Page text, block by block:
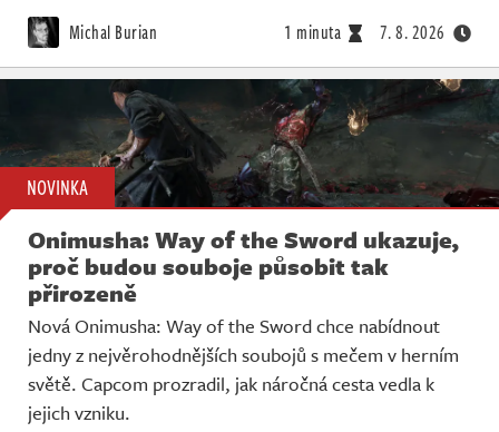
Michal Burian 1 minuta 7. 8. 2026
NOVINKA
Onimusha: Way of the Sword ukazuje,
proč budou souboje působit tak
přirozeně
Nová Onimusha: Way of the Sword chce nabídnout
jedny z nejvěrohodnějších soubojů s mečem v herním
světě. Capcom prozradil, jak náročná cesta vedla k
jejich vzniku.